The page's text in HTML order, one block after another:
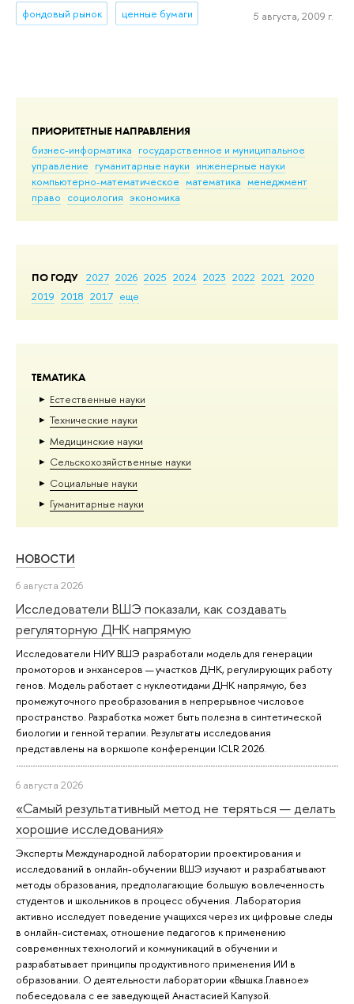
ПРИОРИТЕТНЫЕ НАПРАВЛЕНИЯ
бизнес-информатика государственное и муниципальное
управление гуманитарные науки инженерные науки
компьютерно-математическое математика менеджмент
право социология экономика
ПО ГОДУ 2027 2026 2025 2024 2023 2022 2021 2020
2019 2018 2017 еще
ТЕМАТИКА
Естественные науки
Тех­ничес­кие науки
Медицинские науки
Сельскохозяйственные науки
Социальные науки
Гуманитарные науки
НОВОСТИ
6 августа 2026
Исследователи ВШЭ показали, как создавать
регуляторную ДНК напрямую
Исследователи НИУ ВШЭ разработали модель для генерации
промоторов и энхансеров — участков ДНК, регулирующих работу
генов. Модель работает с нуклеотидами ДНК напрямую, без
промежуточного преобразования в непрерывное числовое
пространство. Разработка может быть полезна в синтетической
биологии и генной терапии. Результаты исследования
представлены на воркшопе конференции ICLR 2026.
6 августа 2026
«Самый результативный метод не теряться — делать
хорошие исследования»
Эксперты Международной лаборатории проектирования и
исследований в онлайн-обучении ВШЭ изучают и разрабатывают
методы образования, предполагающие большую вовлеченность
студентов и школьников в процесс обучения. Лаборатория
активно исследует поведение учащихся через их цифровые следы
в онлайн-системах, отношение педагогов к применению
современных технологий и коммуникаций в обучении и
разрабатывает принципы продуктивного применения ИИ в
образовании. О деятельности лаборатории «Вышка.Главное»
побеседовала с ее заведующей Анастасией Капузой.
фондовый рынок ценные бумаги 5 августа, 2009 г.